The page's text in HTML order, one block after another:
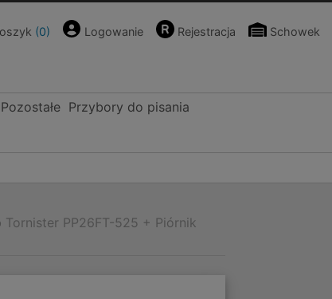
(0) Logowanie Rejestracja Schowek
Pozostałe Przybory do pisania
PP26FT-525 + Piórnik